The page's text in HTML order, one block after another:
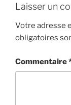
Laisser un
Votre adresse
obligatoires
Commentaire